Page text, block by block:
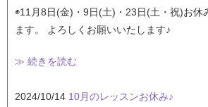
◉11月8日(金)・9日(土)・23日(土・祝)お休
ます。 よろしくお願いいたします♪
≫ 続きを読む
2024/10/14 10月のレッスンお休み♪